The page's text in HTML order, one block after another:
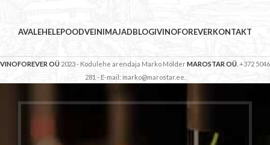
AVALEHELEPOODVEINIMAJADBLOGIVINOFOREVERKONTAKT
VINOFOREVER OÜ 2023 - Kodulehe arendaja Marko MölderMAROSTAR OÜ . +372 5046
281 - E-mail: marko@marostar.ee.